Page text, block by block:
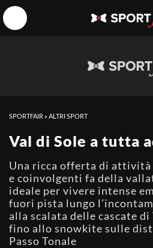
SPORTFAIR »ALTRI SPORT
Val di Sole a tutta
Una ricca offerta di
e coinvolgenti fa della
ideale per vivere intense
fuori pista lungo
alla scalata delle cascate
fino allo snowkite sulle
Passo Tonale